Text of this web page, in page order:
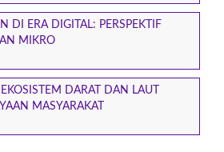
DI ERA DIGITAL: PERSPEKTIF
MIKRO
DARAT DAN LAUT
MASYARAKAT